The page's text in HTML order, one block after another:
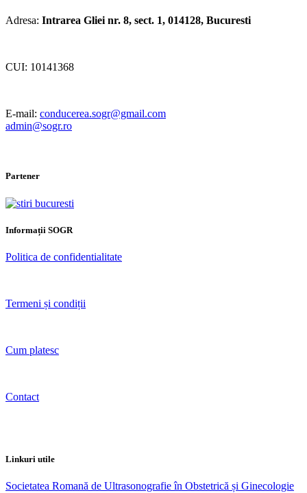
Adresa: Intrarea Gliei nr. 8, sect. 1, 014128, Bucuresti
CUI: 10141368
E-mail: conducerea.sogr@gmail.com
admin@sogr.ro
Partener
Informații SOGR
Politica de confidentialitate
Termeni și condiții
Cum platesc
Contact
Linkuri utile
Societatea Romană de Ultrasonografie în Obstetrică și Ginecologie